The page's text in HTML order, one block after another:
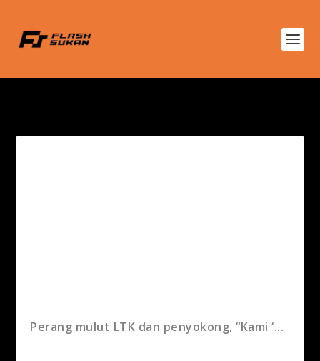
Jodoh Teong Kim bersama Perak FC
Perang mulut LTK dan penyokong, “Kami ‘...